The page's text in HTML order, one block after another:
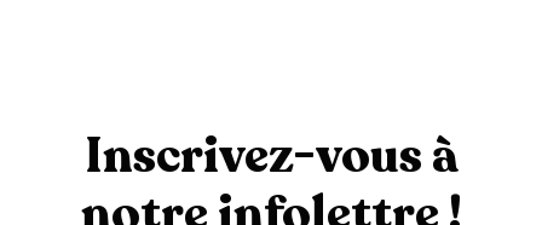
Inscrivez-vous à